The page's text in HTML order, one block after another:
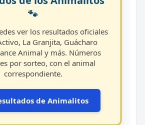
🐾
ver los resultados oficiales
La Granjita, Guácharo
Animal y más. Números
por sorteo, con el animal
correspondiente.
de Animalitos